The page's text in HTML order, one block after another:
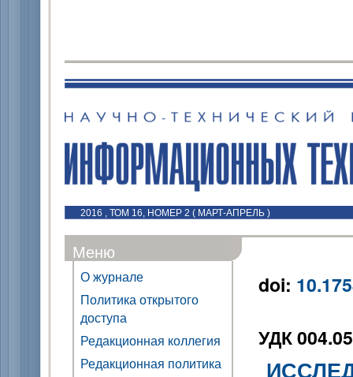
2016 , ТОМ 16, НОМЕР 2 ( МАРТ-АПРЕЛЬ )
Меню
О журнале
Политика открытого
доступа
Редакционная коллегия
Редакционная политика
doi:
УДК